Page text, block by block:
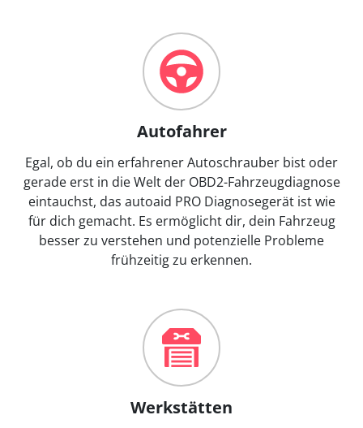
Autofahrer
Egal, ob du ein erfahrener Autoschrauber bist oder
gerade erst in die Welt der OBD2-Fahrzeugdiagnose
eintauchst, das autoaid PRO Diagnosegerät ist wie
für dich gemacht. Es ermöglicht dir, dein Fahrzeug
besser zu verstehen und potenzielle Probleme
frühzeitig zu erkennen.
Werkstätten